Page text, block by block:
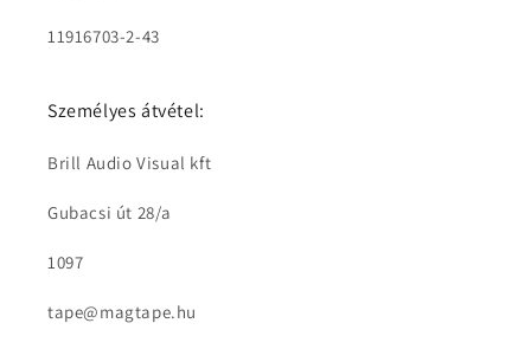
11916703-2-43
Személyes átvétel:
Brill Audio Visual kft
Gubacsi út 28/a
1097
tape@magtape.hu